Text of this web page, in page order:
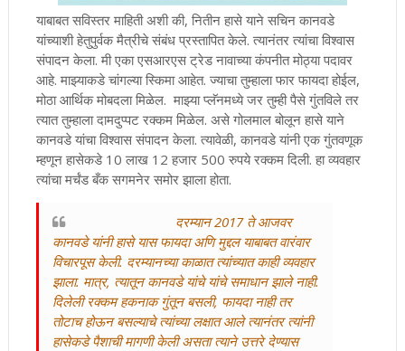
याबाबत सविस्तर माहिती अशी की, नितीन हासे याने सचिन कानवडे
यांच्याशी हेतुपुर्वक मैत्रीचे संबंध प्रस्तापित केले. त्यानंतर त्यांचा विश्वास
संपादन केला. मी एका एसआरएस ट्रेड नावाच्या कंपनीत मोठ्या पदावर
आहे. माझ्याकडे चांगल्या स्किमा आहेत. ज्याचा तुम्हाला फार फायदा होईल,
मोठा आर्थिक मोबदला मिळेल. माझ्या प्लॅनमध्ये जर तुम्ही पैसे गुंतविले तर
त्यात तुम्हाला दामदुप्पट रक्कम मिळेल. असे गोलमाल बोलून हासे याने
कानवडे यांचा विश्वास संपादन केला. त्यावेळी, कानवडे यांनी एक गुंतवणूक
म्हणून हासेकडे 10 लाख 12 हजार 500 रुपये रक्कम दिली. हा व्यवहार
त्यांचा मर्चंड बँक सगमनेर समोर झाला होता.
दरम्यान 2017 ते आजवर
कानवडे यांनी हासे यास फायदा अणि मुद्दल याबाबत वारंवार
विचारपूस केली. दरम्यानच्या काळात त्यांच्यात काही व्यवहार
झाला. मात्र, त्यातून कानवडे यांचे यांचे समाधान झाले नाही.
दिलेली रक्कम हकनाक गुंतून बसली, फायदा नाही तर
तोटाच होऊन बसल्याचे त्यांच्या लक्षात आले त्यानंतर त्यांनी
हासेकडे पैशाची मागणी केली असता त्याने उत्तरे देण्यास